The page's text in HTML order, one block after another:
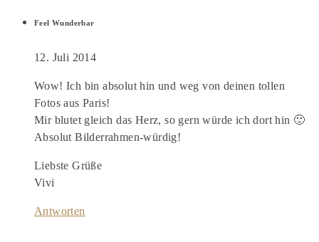
Feel Wunderbar
12. Juli 2014
Wow! Ich bin absolut hin und weg von deinen tollen
Fotos aus Paris!
Mir blutet gleich das Herz, so gern würde ich dort hin 🙂
Absolut Bilderrahmen-würdig!
Liebste Grüße
Vivi
Antworten